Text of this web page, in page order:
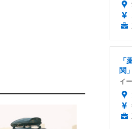
「
関
イ